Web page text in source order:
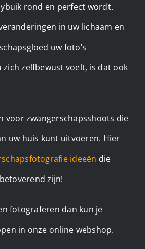
rond en perfect wordt.
in uw lichaam en
uw foto’s
zich zelfbewust voelt, is dat ook
voor zwangerschapsshoots die
uw huis kunt uitvoeren. Hier
ideeën die
zijn!
fotograferen dan kun je
in onze online webshop.